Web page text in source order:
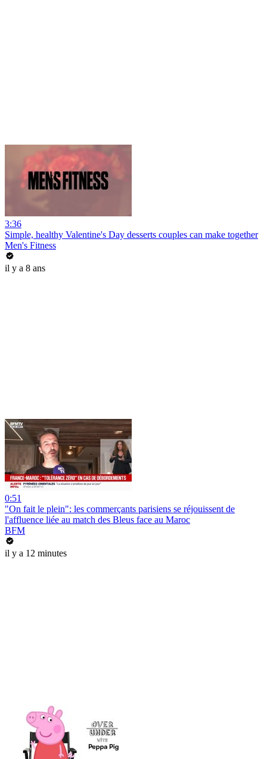
3:36
Simple, healthy Valentine's Day desserts couples can make together
Men's Fitness
il y a 8 ans
0:51
"On fait le plein": les commerçants parisiens se réjouissent de
l'affluence liée au match des Bleus face au Maroc
BFM
il y a 12 minutes